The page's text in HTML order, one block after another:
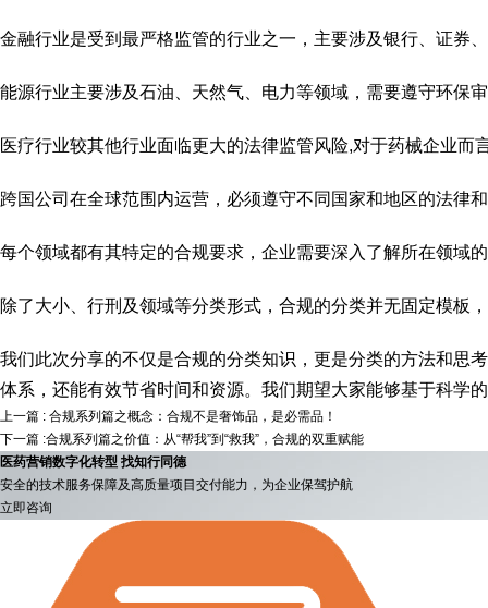
金融行业是受到最严格监管的行业之一，主要涉及银行、证券
能源行业主要涉及石油、天然气、电力等领域，需要遵守环保
医疗行业较其他行业面临更大的法律监管风险,对于药械企业
跨国公司在全球范围内运营，必须遵守不同国家和地区的法律
每个领域都有其特定的合规要求，企业需要深入了解所在领域
除了大小、行刑及领域等分类形式，合规的分类并无固定模板
我们此次分享的不仅是合规的分类知识，更是分类的方法和思
体系，还能有效节省时间和资源。我们期望大家能够基于科学
上一篇 : 合规系列篇之概念：合规不是奢饰品，是必需品！
下一篇 :合规系列篇之价值：从“帮我”到“救我”，合规的双重赋能
医药营销数字化转型 找知行同德
安全的技术服务保障及高质量项目交付能力，为企业保驾护航
立即咨询